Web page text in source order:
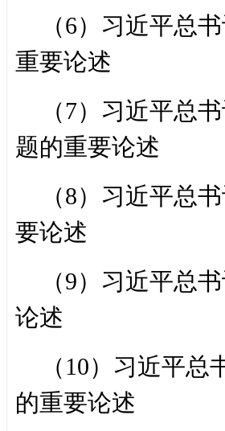
（6）习近平总
重要论述
（7）习近平总
题的重要论述
（8）习近平总
要论述
（9）习近平总
论述
（10）习近平
的重要论述